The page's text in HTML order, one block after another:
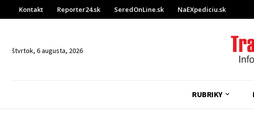
Kontakt Reporter24.sk SeredOnLine.sk NaEXpediciu.sk
štvrtok, 6 augusta, 2026
RUBRIKY